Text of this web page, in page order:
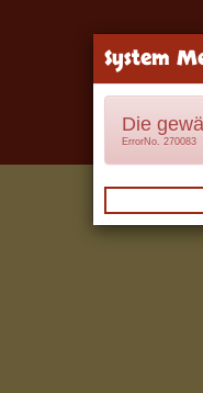
System
Die
ErrorNo. 270083